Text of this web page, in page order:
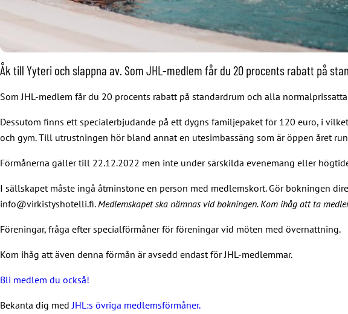
Åk till Yyteri och slappna av. Som JHL-medlem får du 20 procents rabatt på
Som JHL-medlem får du 20 procents rabatt på standardrum och alla
Dessutom finns ett specialerbjudande på ett dygns familjepaket för 120 euro, i
och gym. Till utrustningen hör bland annat en utesimbassäng som är öppen året
Förmånerna gäller till 22.12.2022 men inte under särskilda evenemang eller
I sällskapet måste ingå åtminstone en person med medlemskort. Gör bokningen
info@virkistyshotelli.fi. Medlemskapet ska nämnas vid bokningen. Kom ihåg att ta
Föreningar, fråga efter specialförmåner för föreningar vid möten med övernattning.
Kom ihåg att även denna förmån är avsedd endast för JHL-medlemmar.
Bli medlem du också!
Bekanta dig med JHL:s övriga medlemsförmåner.